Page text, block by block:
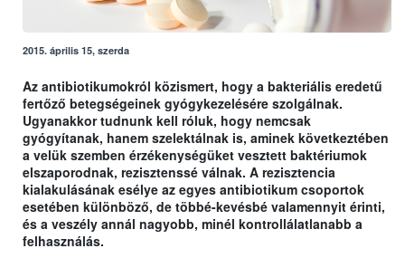
2015. április 15, szerda
Az antibiotikumokról közismert, hogy a bakteriális eredetű
fertőző betegségeinek gyógykezelésére szolgálnak.
Ugyanakkor tudnunk kell róluk, hogy nemcsak
gyógyítanak, hanem szelektálnak is, aminek következtében
a velük szemben érzékenységüket vesztett baktériumok
elszaporodnak, rezisztenssé válnak. A rezisztencia
kialakulásának esélye az egyes antibiotikum csoportok
esetében különböző, de többé-kevésbé valamennyit érinti,
és a veszély annál nagyobb, minél kontrollálatlanabb a
felhasználás.